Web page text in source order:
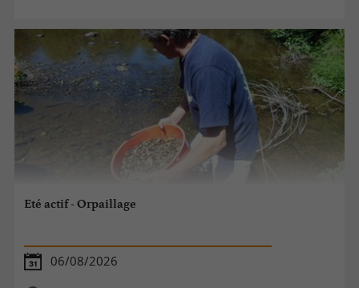
Eté actif - Orpaillage
06/08/2026